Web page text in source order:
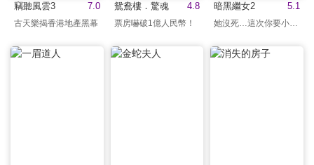
7.0
竊聽風雲3
古天樂揭香港地產黑幕
4.8
鴛鴦樓．驚魂
票房嚇破1億人民幣！
5.1
暗黑繼女2
她沒死…這次你要小心了